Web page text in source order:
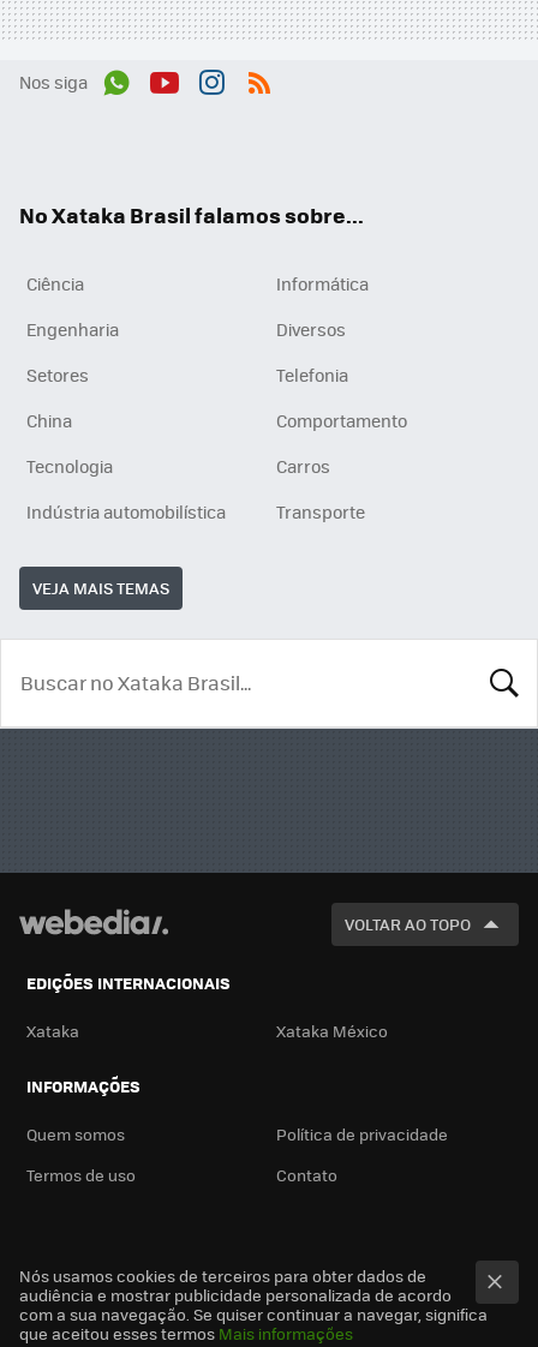
Nos siga
No Xataka Brasil falamos sobre...
Ciência
Informática
Engenharia
Diversos
Setores
Telefonia
China
Comportamento
Tecnologia
Carros
Indústria automobilística
Transporte
VEJA MAIS TEMAS
VOLTAR AO TOPO
EDIÇÕES INTERNACIONAIS
Xataka Xataka México
INFORMAÇÕES
Quem somos
Política de privacidade
Termos de uso
Contato
Nós usamos cookies de terceiros para obter dados de
audiência e mostrar publicidade personalizada de acordo
com a sua navegação. Se quiser continuar a navegar, significa
que aceitou esses termos Mais informações